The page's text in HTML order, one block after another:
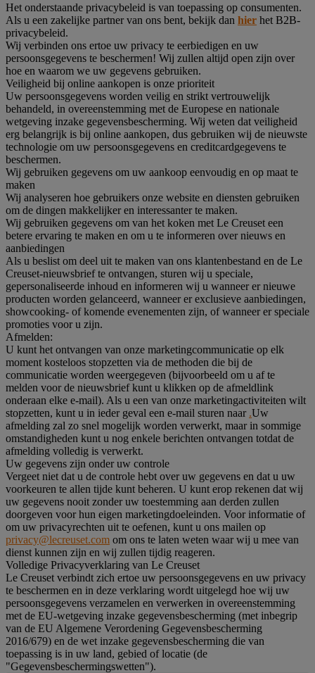
Het onderstaande privacybeleid is van toepassing op consumenten.
Als u een zakelijke partner van ons bent, bekijk dan hier het B2B-
privacybeleid.
Wij verbinden ons ertoe uw privacy te eerbiedigen en uw
persoonsgegevens te beschermen! Wij zullen altijd open zijn over
hoe en waarom we uw gegevens gebruiken.
Veiligheid bij online aankopen is onze prioriteit
Uw persoonsgegevens worden veilig en strikt vertrouwelijk
behandeld, in overeenstemming met de Europese en nationale
wetgeving inzake gegevensbescherming. Wij weten dat veiligheid
erg belangrijk is bij online aankopen, dus gebruiken wij de nieuwste
technologie om uw persoonsgegevens en creditcardgegevens te
beschermen.
Wij gebruiken gegevens om uw aankoop eenvoudig en op maat te
maken
Wij analyseren hoe gebruikers onze website en diensten gebruiken
om de dingen makkelijker en interessanter te maken.
Wij gebruiken gegevens om van het koken met Le Creuset een
betere ervaring te maken en om u te informeren over nieuws en
aanbiedingen
Als u beslist om deel uit te maken van ons klantenbestand en de Le
Creuset-nieuwsbrief te ontvangen, sturen wij u speciale,
gepersonaliseerde inhoud en informeren wij u wanneer er nieuwe
producten worden gelanceerd, wanneer er exclusieve aanbiedingen,
showcooking- of komende evenementen zijn, of wanneer er speciale
promoties voor u zijn.
Afmelden:
U kunt het ontvangen van onze marketingcommunicatie op elk
moment kosteloos stopzetten via de methoden die bij de
communicatie worden weergegeven (bijvoorbeeld om u af te
melden voor de nieuwsbrief kunt u klikken op de afmeldlink
onderaan elke e-mail). Als u een van onze marketingactiviteiten wilt
stopzetten, kunt u in ieder geval een e-mail sturen naar .Uw
afmelding zal zo snel mogelijk worden verwerkt, maar in sommige
omstandigheden kunt u nog enkele berichten ontvangen totdat de
afmelding volledig is verwerkt.
Uw gegevens zijn onder uw controle
Vergeet niet dat u de controle hebt over uw gegevens en dat u uw
voorkeuren te allen tijde kunt beheren. U kunt erop rekenen dat wij
uw gegevens nooit zonder uw toestemming aan derden zullen
doorgeven voor hun eigen marketingdoeleinden. Voor informatie of
om uw privacyrechten uit te oefenen, kunt u ons mailen op
privacy@lecreuset.com om ons te laten weten waar wij u mee van
dienst kunnen zijn en wij zullen tijdig reageren.
Volledige Privacyverklaring van Le Creuset
Le Creuset verbindt zich ertoe uw persoonsgegevens en uw privacy
te beschermen en in deze verklaring wordt uitgelegd hoe wij uw
persoonsgegevens verzamelen en verwerken in overeenstemming
met de EU-wetgeving inzake gegevensbescherming (met inbegrip
van de EU Algemene Verordening Gegevensbescherming
2016/679) en de wet inzake gegevensbescherming die van
toepassing is in uw land, gebied of locatie (de
"Gegevensbeschermingswetten").